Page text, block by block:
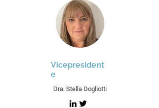
Vicepresident
e
Dra. Stella Dogliotti